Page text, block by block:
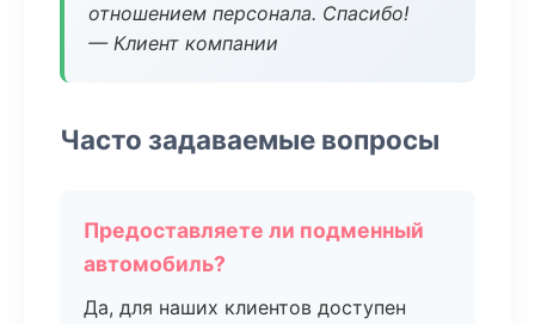
отношением персонала. Спасибо!
— Клиент компании
Часто задаваемые вопросы
Предоставляете ли подменный
автомобиль?
Да, для наших клиентов доступен